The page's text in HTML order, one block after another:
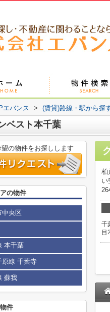
エバンス > (賃貸)路線・駅から探
ベスト本千葉
柏
い
千
目
の物件をお探しします
の物件
中央区
本千葉
原線 千葉寺
蘇我
件